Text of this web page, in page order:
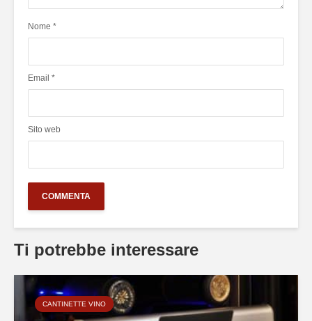
Nome *
Email *
Sito web
Ti potrebbe interessare
CANTINETTE VINO